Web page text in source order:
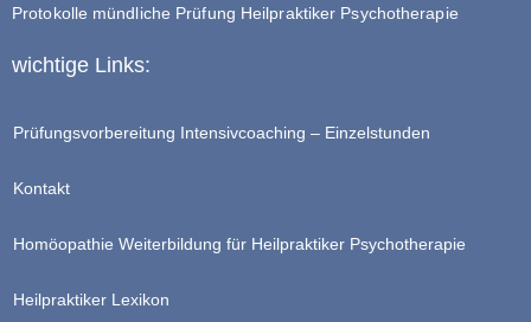
Protokolle mündliche Prüfung Heilpraktiker Psychotherapie
wichtige Links:
Prüfungsvorbereitung Intensivcoaching – Einzelstunden
Kontakt
Homöopathie Weiterbildung für Heilpraktiker Psychotherapie
Heilpraktiker Lexikon